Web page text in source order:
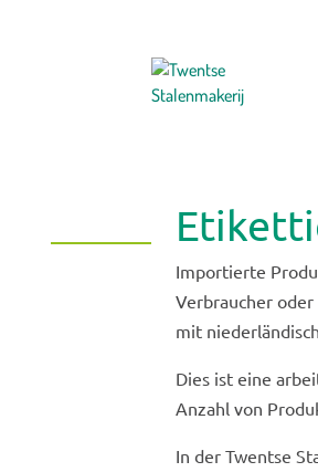
Importierte
Verbraucher
mit
Dies ist eine
Anzahl von
In der Twentse